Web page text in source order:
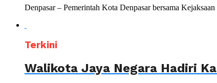
Denpasar – Pemerintah Kota Denpasar bersama
Terkini
Walikota Jaya Negara Hadiri